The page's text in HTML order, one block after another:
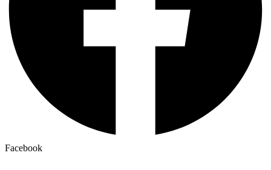
Facebook